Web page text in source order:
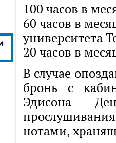
100 часов в
60 часов в
университета
20 часов в
В случае
бронь с
Эдисона
нотами,